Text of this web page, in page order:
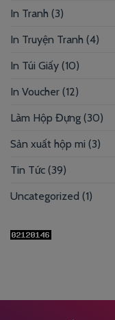
In Tranh (3)
In Truyện Tranh (4)
In Túi Giấy (10)
In Voucher (12)
Làm Hộp Đựng (30)
Sản xuất hộp mi (3)
Tin Tức (39)
Uncategorized (1)